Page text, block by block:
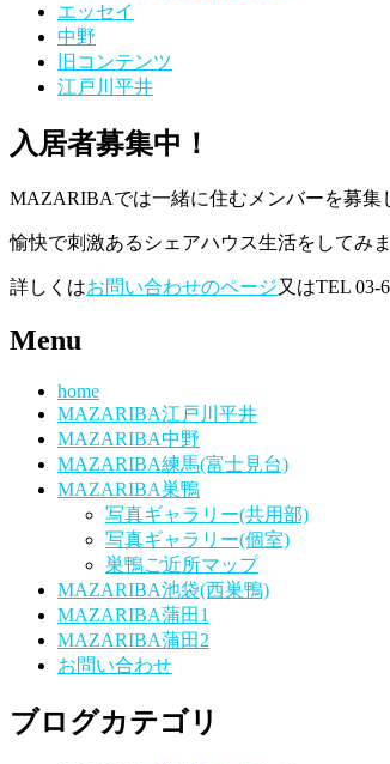
エッセイ
中野
旧コンテンツ
江戸川平井
入居者募集中！
MAZARIBAでは一緒に住むメンバーを募集
愉快で刺激あるシェアハウス生活をしてみ
詳しくはお問い合わせのページ又はTEL 03-
Menu
home
MAZARIBA江戸川平井
MAZARIBA中野
MAZARIBA練馬(富士見台)
MAZARIBA巣鴨
写真ギャラリー(共用部)
写真ギャラリー(個室)
巣鴨ご近所マップ
MAZARIBA池袋(西巣鴨)
MAZARIBA蒲田1
MAZARIBA蒲田2
お問い合わせ
ブログカテゴリ